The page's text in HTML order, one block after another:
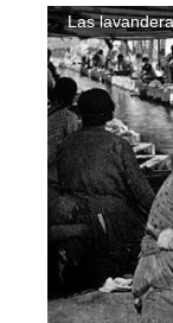
Las